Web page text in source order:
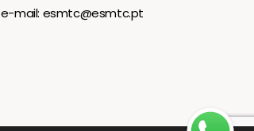
e-mail: esmtc@esmtc.pt